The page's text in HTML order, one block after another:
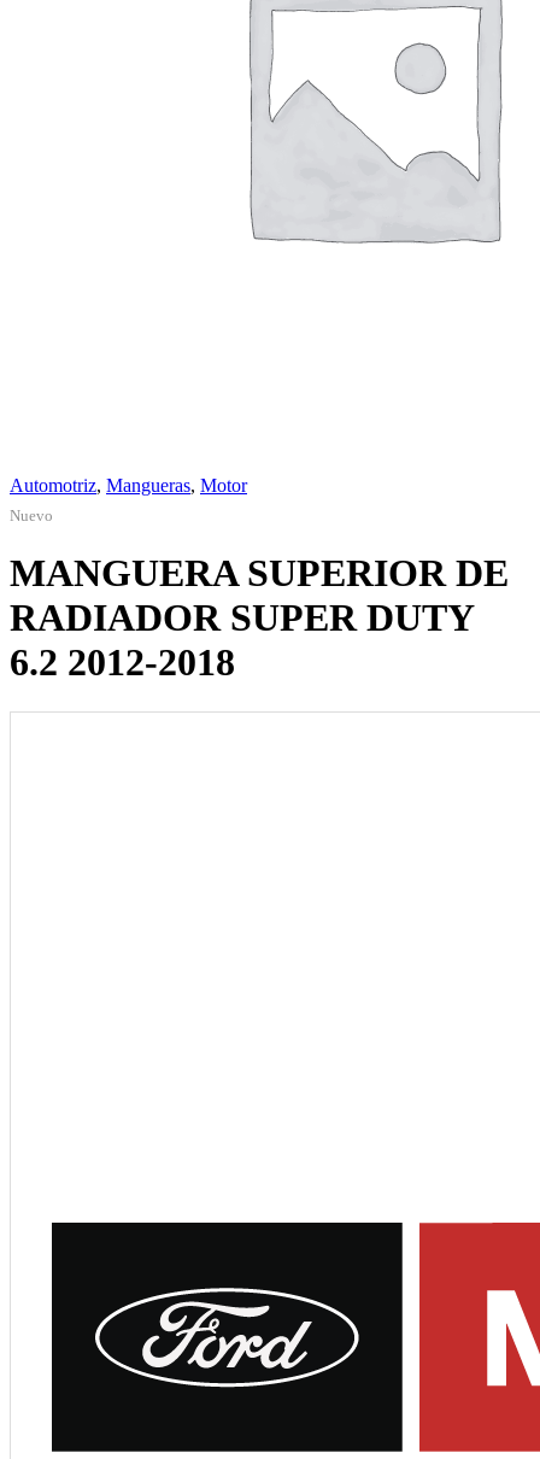
Automotriz, Mangueras, Motor
Nuevo
MANGUERA SUPERIOR DE
RADIADOR SUPER DUTY
6.2 2012-2018